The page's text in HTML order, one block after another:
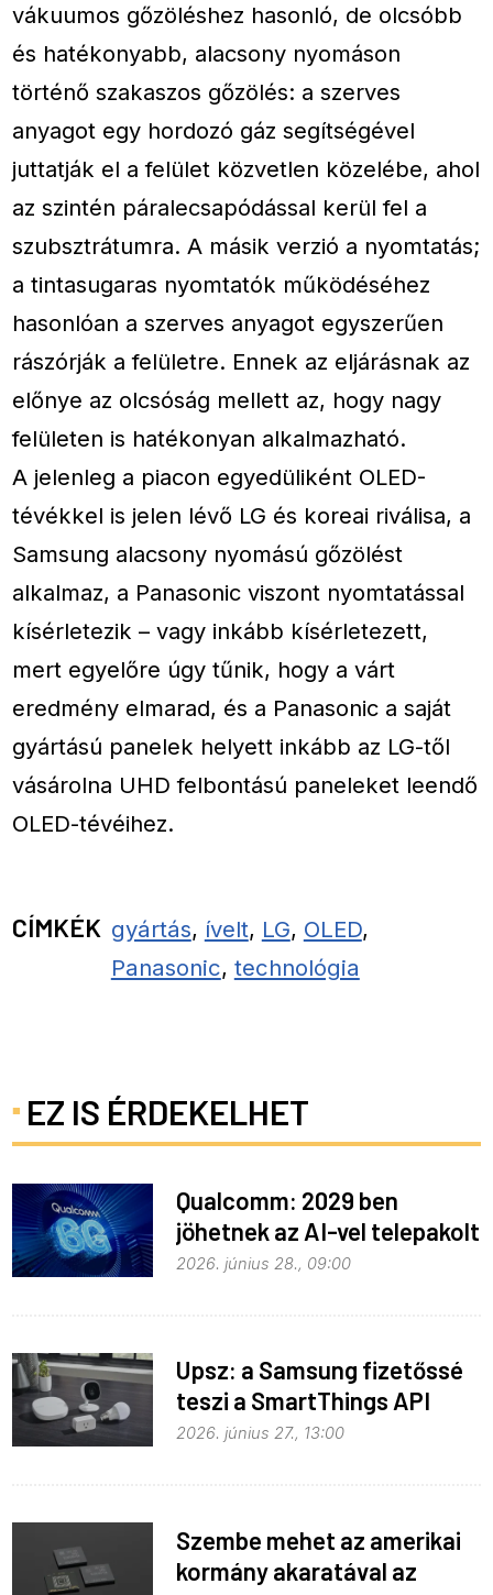
vákuumos gőzöléshez hasonló, de olcsóbb
és hatékonyabb, alacsony nyomáson
történő szakaszos gőzölés: a szerves
anyagot egy hordozó gáz segítségével
juttatják el a felület közvetlen közelébe, ahol
az szintén páralecsapódással kerül fel a
szubsztrátumra. A másik verzió a nyomtatás;
a tintasugaras nyomtatók működéséhez
hasonlóan a szerves anyagot egyszerűen
rászórják a felületre. Ennek az eljárásnak az
előnye az olcsóság mellett az, hogy nagy
felületen is hatékonyan alkalmazható.
A jelenleg a piacon egyedüliként OLED-
tévékkel is jelen lévő LG és koreai riválisa, a
Samsung alacsony nyomású gőzölést
alkalmaz, a Panasonic viszont nyomtatással
kísérletezik – vagy inkább kísérletezett,
mert egyelőre úgy tűnik, hogy a várt
eredmény elmarad, és a Panasonic a saját
gyártású panelek helyett inkább az LG-től
vásárolna UHD felbontású paneleket leendő
OLED-tévéihez.
CÍMKÉK gyártás, ívelt, LG, OLED,
Panasonic, technológia
EZ IS ÉRDEKELHET
Qualcomm: 2029 ben
jöhetnek az AI-vel telepakolt
6G-s telefonok
2026. június 28., 09:00
Upsz: a Samsung fizetőssé
teszi a SmartThings API
hozzáférést
2026. június 27., 13:00
Szembe mehet az amerikai
kormány akaratával az